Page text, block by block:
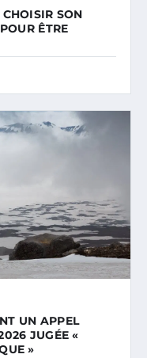
SON
ÊTRE
UN APPEL
JUGÉE «
»